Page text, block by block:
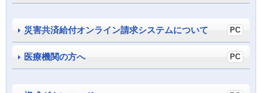
災害共済給付オンライン請求システムについて
医療機関の方へ